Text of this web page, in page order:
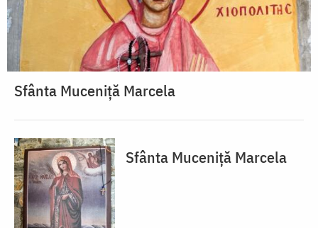
Sfânta Muceniță Marcela
Sfânta Muceniță Marcela